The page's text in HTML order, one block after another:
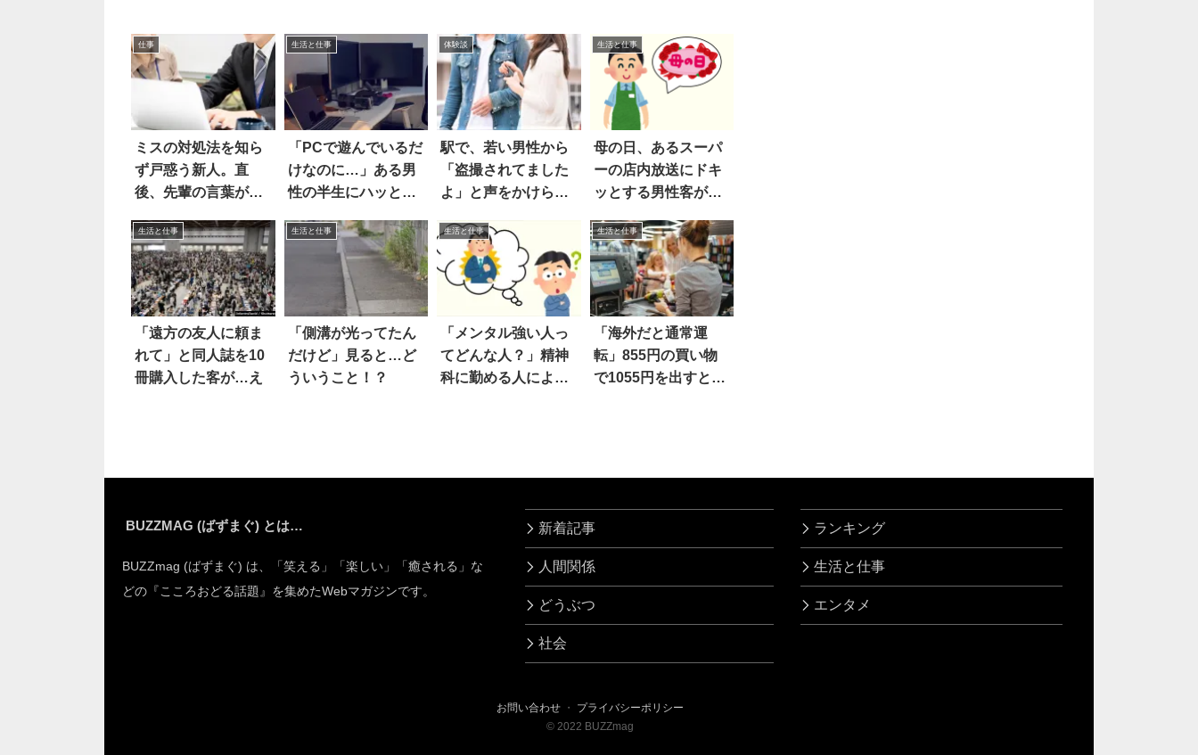
仕事
ミスの対処法を知ら
ず戸惑う新人。直
後、先輩の言葉がカ
生活と仕事
「PCで遊んでいるだ
けなのに…」ある男
性の半生にハッとし
体験談
駅で、若い男性から
「盗撮されてました
よ」と声をかけら
生活と仕事
母の日、あるスーパ
ーの店内放送にドキ
ッとする男性客が続
生活と仕事
「遠方の友人に頼ま
れて」と同人誌を10
冊購入した客が…え
生活と仕事
「側溝が光ってたん
だけど」見ると…ど
ういうこと！？
生活と仕事
「メンタル強い人っ
てどんな人？」精神
科に勤める人による
生活と仕事
「海外だと通常運
転」855円の買い物
で1055円を出すと、
BUZZMAG (ばずまぐ) とは…
BUZZmag (ばずまぐ) は、「笑える」「楽しい」「癒される」な
どの『こころおどる話題』を集めたWebマガジンです。
新着記事
人間関係
どうぶつ
社会
ランキング
生活と仕事
エンタメ
お問い合わせ ・ プライバシーポリシー
© 2022 BUZZmag